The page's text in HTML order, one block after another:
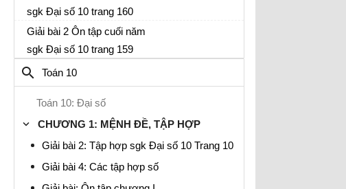
sgk Đại số 10 trang 160
Giải bài 2 Ôn tập cuối năm
sgk Đại số 10 trang 159
Toán 10
Toán 10: Đại số
CHƯƠNG 1: MỆNH ĐỀ, TẬP HỢP
Giải bài 2: Tập hợp sgk Đại số 10 Trang 10
Giải bài 4: Các tập hợp số